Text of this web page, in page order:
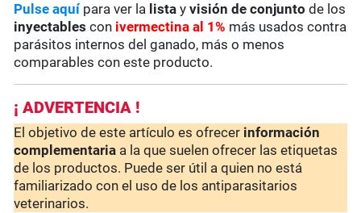
Pulse aquí para ver la lista yvisión de conjunto de los
inyectables con ivermectina al 1% más usados contra
parásitos internos del ganado, más o menos
comparables con este producto.
¡ ADVERTENCIA !
El objetivo de este artículo es ofrecer información
complementaria a la que suelen ofrecer las etiquetas
de los productos. Puede ser útil a quien no está
familiarizado con el uso de los antiparasitarios
veterinarios.